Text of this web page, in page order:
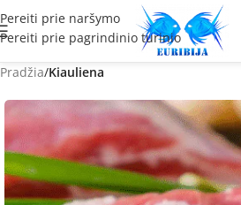
Pereiti prie naršymo
Pereiti prie pagrindinio turinio
Pradžia Kiauliena